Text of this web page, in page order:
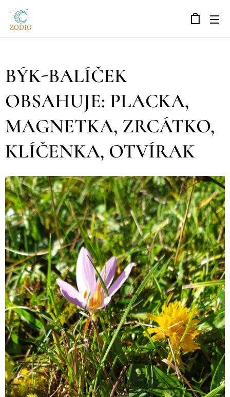
BÝK-BALÍČEK
OBSAHUJE: PLACKA,
MAGNETKA, ZRCÁTKO,
KLÍČENKA, OTVÍRAK